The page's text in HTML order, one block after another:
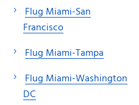
Flug Miami-San
Francisco
Flug Miami-Tampa
Flug Miami-Washington
DC